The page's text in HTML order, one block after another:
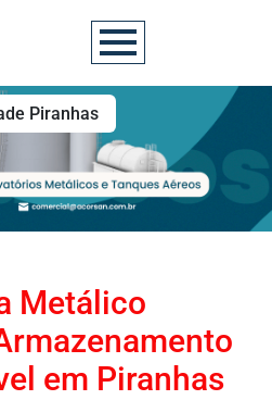
Piranhas
Metálico
em Piranhas